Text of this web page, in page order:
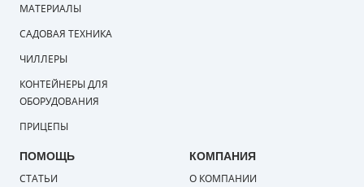
МАТЕРИАЛЫ
САДОВАЯ ТЕХНИКА
ЧИЛЛЕРЫ
КОНТЕЙНЕРЫ ДЛЯ
ОБОРУДОВАНИЯ
ПРИЦЕПЫ
ПОМОЩЬ
СТАТЬИ
КОМПАНИЯ
О КОМПАНИИ
ФИЛЬТРЫ ТОПЛИВНЫЕ
МОТОРНОЕ МАСЛО
РАДИАТОРЫ
ПОДШИПНИКИ